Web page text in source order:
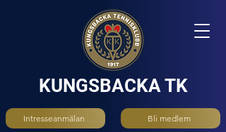
KUNGSBACKA TK
Intresseanmälan Bli medlem